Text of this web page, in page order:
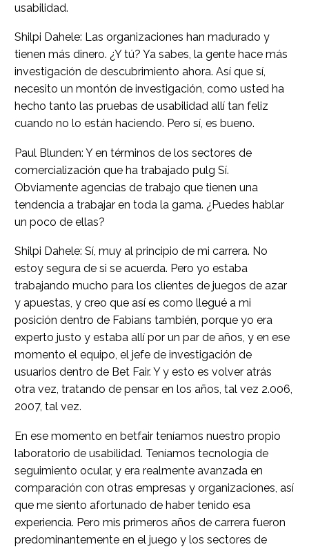
usabilidad.
Shilpi Dahele: Las organizaciones han madurado y
tienen más dinero. ¿Y tú? Ya sabes, la gente hace más
investigación de descubrimiento ahora. Así que sí,
necesito un montón de investigación, como usted ha
hecho tanto las pruebas de usabilidad allí tan feliz
cuando no lo están haciendo. Pero sí, es bueno.
Paul Blunden: Y en términos de los sectores de
comercialización que ha trabajado pulg Sí.
Obviamente agencias de trabajo que tienen una
tendencia a trabajar en toda la gama. ¿Puedes hablar
un poco de ellas?
Shilpi Dahele: Sí, muy al principio de mi carrera. No
estoy segura de si se acuerda. Pero yo estaba
trabajando mucho para los clientes de juegos de azar
y apuestas, y creo que así es como llegué a mi
posición dentro de Fabians también, porque yo era
experto justo y estaba allí por un par de años, y en ese
momento el equipo, el jefe de investigación de
usuarios dentro de Bet Fair. Y y esto es volver atrás
otra vez, tratando de pensar en los años, tal vez 2.006,
2007, tal vez.
En ese momento en betfair teníamos nuestro propio
laboratorio de usabilidad. Teníamos tecnología de
seguimiento ocular, y era realmente avanzada en
comparación con otras empresas y organizaciones, así
que me siento afortunado de haber tenido esa
experiencia. Pero mis primeros años de carrera fueron
predominantemente en el juego y los sectores de